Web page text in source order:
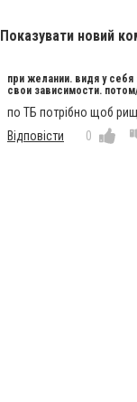
Показувати новий
при желании. видя у
свои зависимости.
по ТБ потрiбно щоб
Відповісти
0